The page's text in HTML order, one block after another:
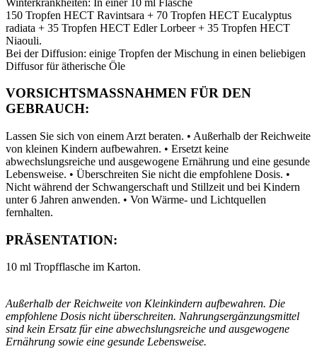
150 Tropfen HECT Ravintsara + 70 Tropfen HECT Eucalyptus
radiata + 35 Tropfen HECT Edler Lorbeer + 35 Tropfen HECT
Niaouli.
Bei der Diffusion: einige Tropfen der Mischung in einen beliebigen
Diffusor für ätherische Öle
VORSICHTSMASSNAHMEN FÜR DEN
GEBRAUCH:
Lassen Sie sich von einem Arzt beraten. • Außerhalb der Reichweite
von kleinen Kindern aufbewahren. • Ersetzt keine
abwechslungsreiche und ausgewogene Ernährung und eine gesunde
Lebensweise. • Überschreiten Sie nicht die empfohlene Dosis. •
Nicht während der Schwangerschaft und Stillzeit und bei Kindern
unter 6 Jahren anwenden. • Von Wärme- und Lichtquellen
fernhalten.
PRÄSENTATION:
10 ml Tropfflasche im Karton.
Außerhalb der Reichweite von Kleinkindern aufbewahren. Die
empfohlene Dosis nicht überschreiten. Nahrungsergänzungsmittel
sind kein Ersatz für eine abwechslungsreiche und ausgewogene
Ernährung sowie eine gesunde Lebensweise.